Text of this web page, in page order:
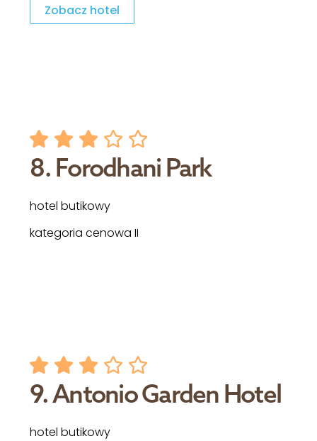
Zobacz hotel
8. Forodhani Park
hotel butikowy
kategoria cenowa II
9. Antonio Garden Hotel
hotel butikowy